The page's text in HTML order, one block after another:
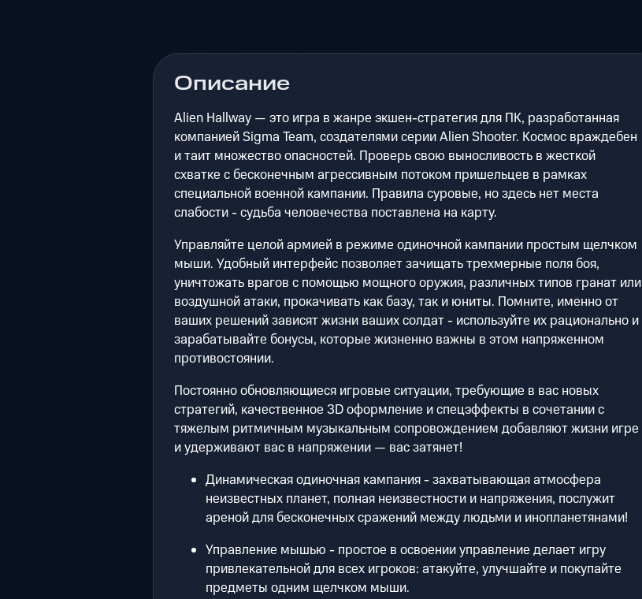
Описание
Alien Hallway — это игра в жанре экшен-стратегия для ПК, разработанная
компанией Sigma Team, создателями серии Alien Shooter. Космос враждебен
и таит множество опасностей. Проверь свою выносливость в жесткой
схватке с бесконечным агрессивным потоком пришельцев в рамках
специальной военной кампании. Правила суровые, но здесь нет места
слабости - судьба человечества поставлена на карту.
Управляйте целой армией в режиме одиночной кампании простым щелчком
мыши. Удобный интерфейс позволяет зачищать трехмерные поля боя,
уничтожать врагов с помощью мощного оружия, различных типов гранат или
воздушной атаки, прокачивать как базу, так и юниты. Помните, именно от
ваших решений зависят жизни ваших солдат - используйте их рационально и
зарабатывайте бонусы, которые жизненно важны в этом напряженном
противостоянии.
Постоянно обновляющиеся игровые ситуации, требующие в вас новых
стратегий, качественное 3D оформление и спецэффекты в сочетании с
тяжелым ритмичным музыкальным сопровождением добавляют жизни игре
и удерживают вас в напряжении — вас затянет!
Динамическая одиночная кампания - захватывающая атмосфера
неизвестных планет, полная неизвестности и напряжения, послужит
ареной для бесконечных сражений между людьми и инопланетянами!
Управление мышью - простое в освоении управление делает игру
привлекательной для всех игроков: атакуйте, улучшайте и покупайте
предметы одним щелчком мыши.